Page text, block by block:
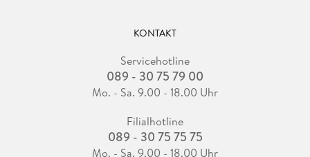
KONTAKT
Servicehotline
089 - 30 75 79 00
Mo. - Sa. 9.00 - 18.00 Uhr
Filialhotline
089 - 30 75 75 75
Mo. - Sa. 9.00 - 18.00 Uhr